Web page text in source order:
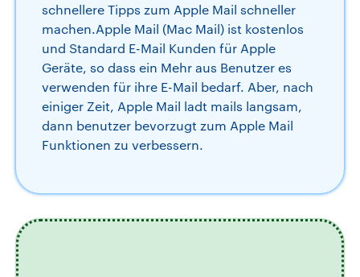
schnellere Tipps zum Apple Mail schneller
machen.Apple Mail (Mac Mail) ist kostenlos
und Standard E-Mail Kunden für Apple
Geräte, so dass ein Mehr aus Benutzer es
verwenden für ihre E-Mail bedarf. Aber, nach
einiger Zeit, Apple Mail ladt mails langsam,
dann benutzer bevorzugt zum Apple Mail
Funktionen zu verbessern.